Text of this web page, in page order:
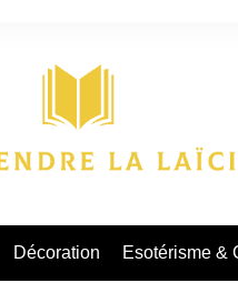
Décoration Esotérisme &